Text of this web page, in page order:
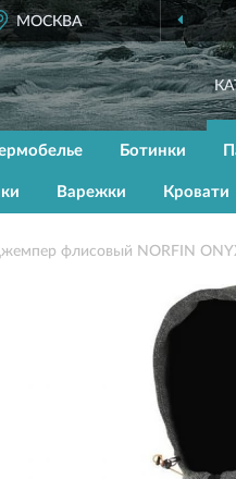
МОСКВАДИЛЕР NORFIN
Ботинки
Варежки Кровати
флисовый NORFIN